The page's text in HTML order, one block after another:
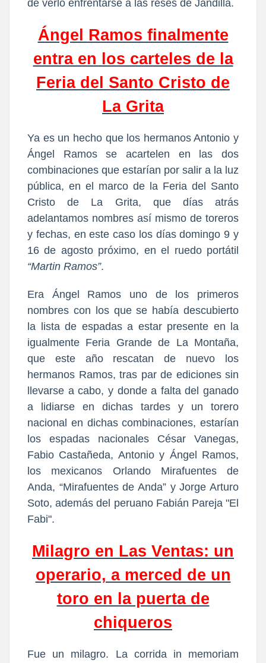
de verlo enfrentarse a las reses de Jandilla.
Ángel Ramos finalmente
entra en los carteles de la
Feria del Santo Cristo de
La Grita
Ya es un hecho que los hermanos Antonio y
Ángel Ramos se acartelen en las dos
combinaciones que estarían por salir a la luz
pública, en el marco de la Feria del Santo
Cristo de La Grita, que días atrás
adelantamos nombres así mismo de toreros
y fechas, en este caso los días domingo 9 y
16 de agosto próximo, en el ruedo portátil
“Martin Ramos”.
Era Ángel Ramos uno de los primeros
nombres con los que se había descubierto
la lista de espadas a estar presente en la
igualmente Feria Grande de La Montaña,
que este año rescatan de nuevo los
hermanos Ramos, tras par de ediciones sin
llevarse a cabo, y donde a falta del ganado
a lidiarse en dichas tardes y un torero
nacional en dichas combinaciones, estarían
los espadas nacionales César Vanegas,
Fabio Castañeda, Antonio y Ángel Ramos,
los mexicanos Orlando Mirafuentes de
Anda, “Mirafuentes de Anda” y Jorge Arturo
Soto, además del peruano Fabián Pareja "El
Fabi".
Milagro en Las Ventas: un
operario, a merced de un
toro en la puerta de
chiqueros
Fue un milagro. La corrida in memoriam